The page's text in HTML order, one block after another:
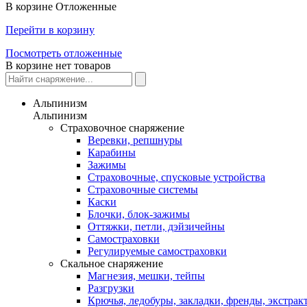
В корзине Отложенные
Перейти в корзину
Посмотреть отложенные
В корзине нет товаров
Альпинизм
Альпинизм
Страховочное снаряжение
Веревки, репшнуры
Карабины
Зажимы
Страховочные, спусковые устройства
Страховочные системы
Каски
Блочки, блок-зажимы
Оттяжки, петли, дэйзичейны
Самостраховки
Регулируемые самостраховки
Скальное снаряжение
Магнезия, мешки, тейпы
Разгрузки
Крючья, ледобуры, закладки, френды,